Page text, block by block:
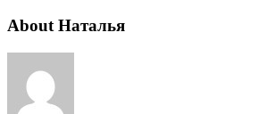
About Наталья